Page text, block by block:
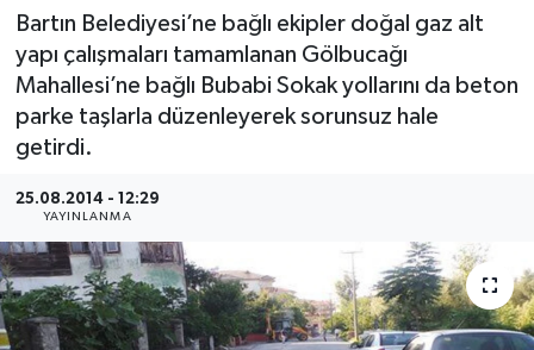
Bartın Belediyesi’ne bağlı ekipler doğal gaz alt
yapı çalışmaları tamamlanan Gölbucağı
Mahallesi’ne bağlı Bubabi Sokak yollarını da beton
parke taşlarla düzenleyerek sorunsuz hale
getirdi.
25.08.2014 - 12:29
YAYINLANMA
Magazin
Medya
Sağlık
Sinema
Sivil Toplum
Siyaset
Haber Arşivi